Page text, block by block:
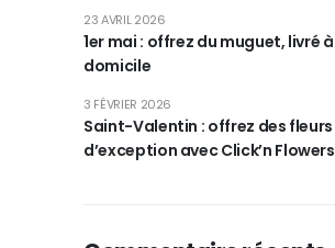
1er mai : offrez du muguet, livré à
domicile
23 AVRIL 2026
Saint-Valentin : offrez des fleurs
d’exception avec Click’n Flowers
3 FÉVRIER 2026